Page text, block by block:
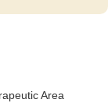
Area